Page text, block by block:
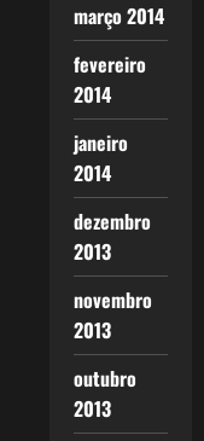
março 2014
fevereiro
2014
janeiro
2014
dezembro
2013
novembro
2013
outubro
2013